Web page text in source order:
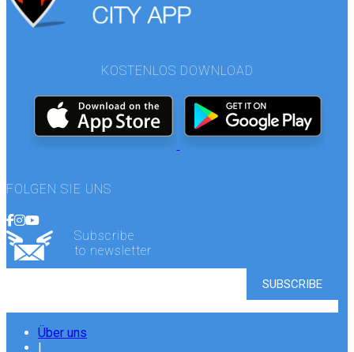
KOSTENLOS DOWNLOAD
FOLGEN SIE UNS
Subscribe
to newsletter
Über uns